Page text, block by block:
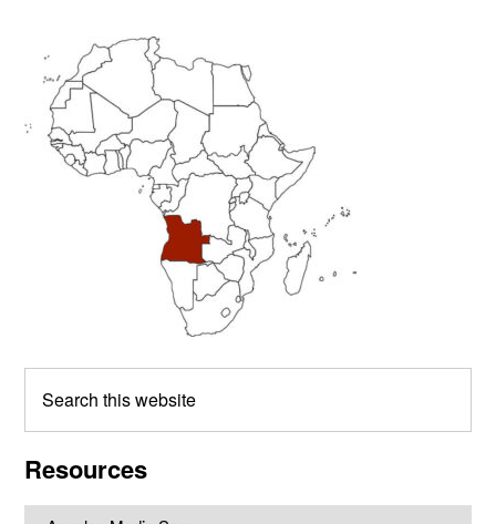
Primary
Sidebar
this
Resources